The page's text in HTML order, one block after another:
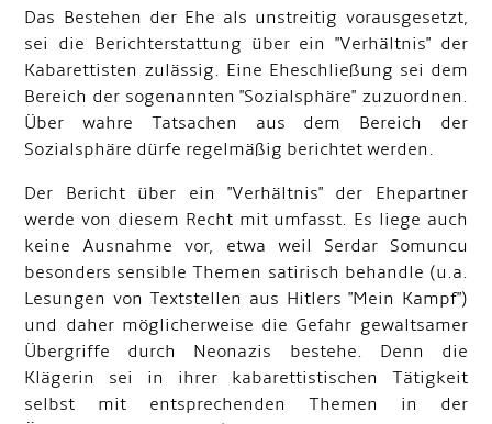
Das Bestehen der Ehe als unstreitig vorausgesetzt,
sei die Berichterstattung über ein "Verhältnis" der
Kabarettisten zulässig. Eine Eheschließung sei dem
Bereich der sogenannten "Sozialsphäre" zuzuordnen.
Über wahre Tatsachen aus dem Bereich der
Sozialsphäre dürfe regelmäßig berichtet werden.
Der Bericht über ein "Verhältnis" der Ehepartner
werde von diesem Recht mit umfasst. Es liege auch
keine Ausnahme vor, etwa weil Serdar Somuncu
besonders sensible Themen satirisch behandle (u.a.
Lesungen von Textstellen aus Hitlers "Mein Kampf")
und daher möglicherweise die Gefahr gewaltsamer
Übergriffe durch Neonazis bestehe. Denn die
Klägerin sei in ihrer kabarettistischen Tätigkeit
selbst mit entsprechenden Themen in der